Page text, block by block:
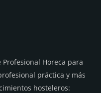
Horeca para
práctica y más
hosteleros: